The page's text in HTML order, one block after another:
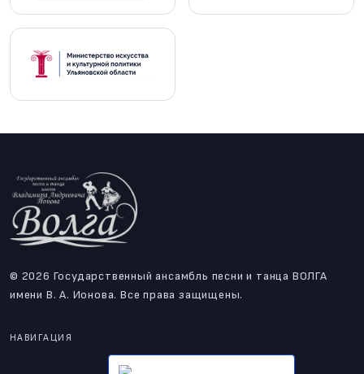
© 2026 Государственный ансамбль песни и танца ВОЛГА
имени В. А. Ионова. Все права защищены.
НАВИГАЦИЯ